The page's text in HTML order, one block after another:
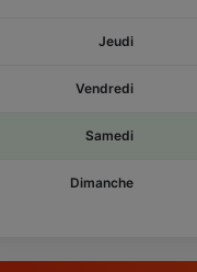
Jeudi
Vendredi
Samedi
Dimanche